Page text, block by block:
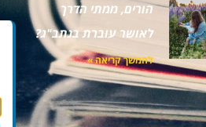
הורים, ממתי הדרך
לאושר עוברת בנתב"ג?
להמשך קריאה »